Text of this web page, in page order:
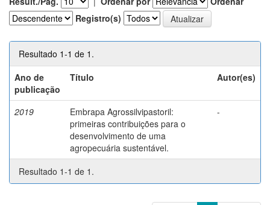
Registro(s)
Resultado 1-1 de 1.
Ano de
publicação
Título Autor(es)
2019
Embrapa Agrossilvipastoril:
primeiras contribuições para o
desenvolvimento de uma
agropecuária sustentável.
-
Resultado 1-1 de 1.